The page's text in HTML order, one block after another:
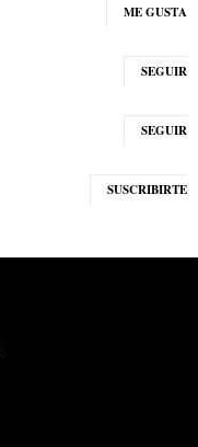
ME GUSTA
SEGUIR
SEGUIR
SUSCRIBIRTE